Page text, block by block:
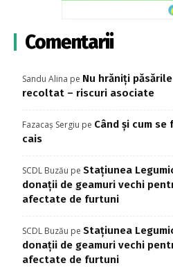
Comentarii
Sandu Alina pe Nu hrăniți
recoltat – riscuri asociate
Fazacaș Sergiu pe Când și cum
cais
SCDL Buzău pe Stațiunea
donații de geamuri vechi
afectate de furtuni
SCDL Buzău pe Stațiunea
donații de geamuri vechi
afectate de furtuni